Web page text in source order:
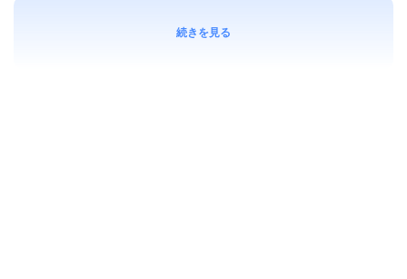
続きを見る